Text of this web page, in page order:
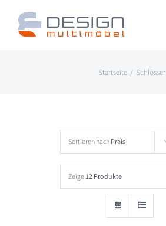
Zum
Inhalt
Startseite Schlösser
Sortieren nachPreis
Zeige12 Produkte